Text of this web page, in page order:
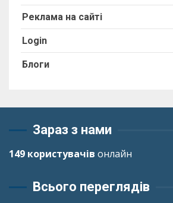
Реклама на сайті
Login
Блоги
Зараз з нами
149 користувачів онлайн
Всього переглядів